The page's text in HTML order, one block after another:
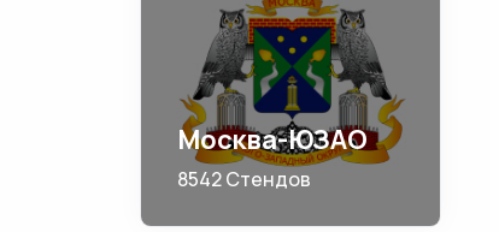
Москва-ЮЗАО
8542 Стендов